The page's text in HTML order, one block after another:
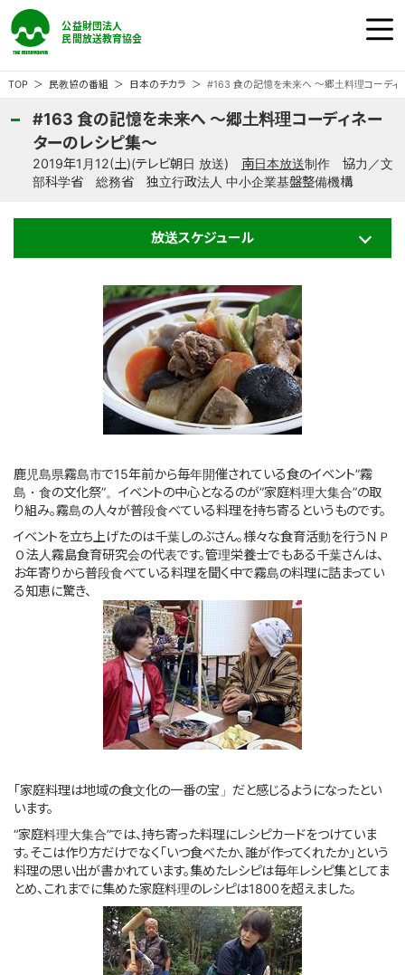
ホーム
民教協の『番組』
民教協の『事業』
ご意見・ご感想
このサイトについて
サイトマップ
TOP 民教協の番組 日本のチカラ #163 食の記憶を未来へ ～郷土料理コーディ
#163 食の記憶を未来へ ～郷土料理コーディネー
ターのレシピ集～
2019年1月12(土)(テレビ朝日 放送) 南日本放送制作 協力／文
部科学省 総務省 独立行政法人 中小企業基盤整備機構
放送スケジュール
鹿児島県霧島市で15年前から毎年開催されている食のイベント”霧
島・食の文化祭”。イベントの中心となるのが”家庭料理大集合”の取
り組み。霧島の人々が普段食べている料理を持ち寄るというものです。
イベントを立ち上げたのは千葉しのぶさん。様々な食育活動を行うＮＰ
Ｏ法人霧島食育研究会の代表です。管理栄養士でもある千葉さんは、
お年寄りから普段食べている料理を聞く中で霧島の料理に詰まってい
る知恵に驚き、
「家庭料理は地域の食文化の一番の宝」だと感じるようになったとい
います。
“家庭料理大集合”では、持ち寄った料理にレシピカードをつけていま
す。そこは作り方だけでなく「いつ食べたか、誰が作ってくれたか」という
料理の思い出が書かれています。集めたレシピは毎年レシピ集としてま
とめ、これまでに集めた家庭料理のレシピは1800を超えました。